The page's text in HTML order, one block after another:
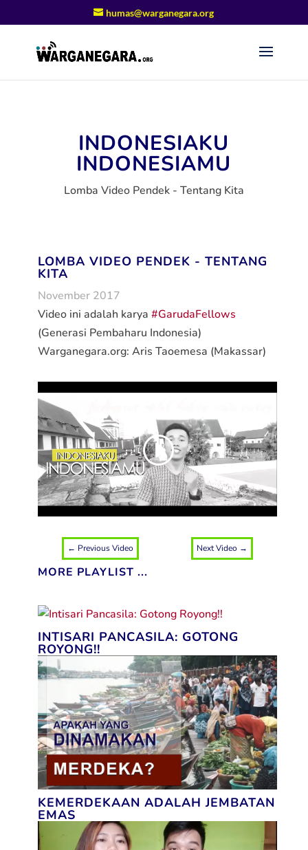
humas@warganegara.org
INDONESIAKU
INDONESIAMU
Lomba Video Pendek - Tentang Kita
LOMBA VIDEO PENDEK - TENTANG
KITA
November 2017
Video ini adalah karya #GarudaFellows
(Generasi Pembaharu Indonesia)
Warganegara.org: Aris Taoemesa (Makassar)
← Previous Video Next Video →
MORE PLAYLIST ...
INTISARI PANCASILA: GOTONG
ROYONG!!
KEMERDEKAAN ADALAH JEMBATAN
EMAS